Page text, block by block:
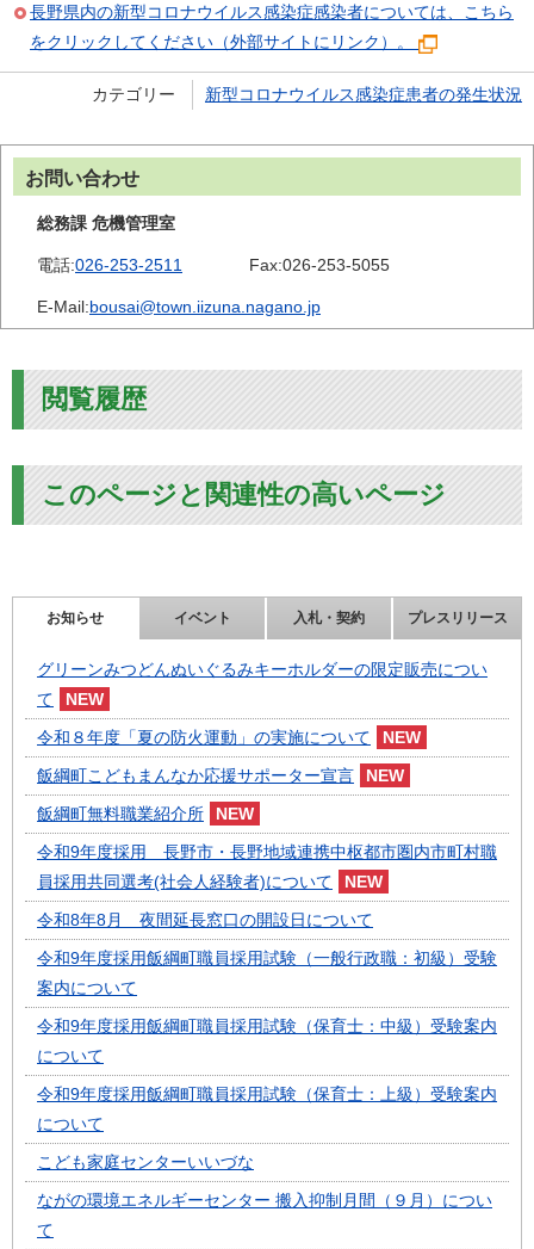
長野県内の新型コロナウイルス感染症感染者については、こちら
をクリックしてください（外部サイトにリンク）。
カテゴリー 新型コロナウイルス感染症患者の発生状況
お問い合わせ
総務課 危機管理室
電話:026-253-2511 Fax:026-253-5055
E-Mail:bousai@town.iizuna.nagano.jp
閲覧履歴
このページと関連性の高いページ
お知らせ イベント 入札・契約 プレスリリース
グリーンみつどんぬいぐるみキーホルダーの限定販売につい
て
令和８年度「夏の防火運動」の実施について
飯綱町こどもまんなか応援サポーター宣言
飯綱町無料職業紹介所
令和9年度採用 長野市・長野地域連携中枢都市圏内市町村職
員採用共同選考(社会人経験者)について
令和8年8月 夜間延長窓口の開設日について
令和9年度採用飯綱町職員採用試験（一般行政職：初級）受験
案内について
令和9年度採用飯綱町職員採用試験（保育士：中級）受験案内
について
令和9年度採用飯綱町職員採用試験（保育士：上級）受験案内
について
こども家庭センターいいづな
ながの環境エネルギーセンター 搬入抑制月間（９月）につい
て